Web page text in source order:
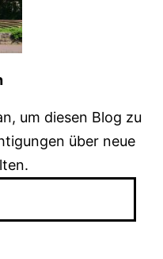
um diesen Blog zu
über neue